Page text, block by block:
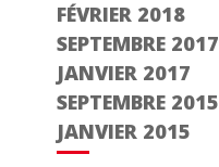
FÉVRIER 2018
SEPTEMBRE 2017
JANVIER 2017
SEPTEMBRE 2015
JANVIER 2015